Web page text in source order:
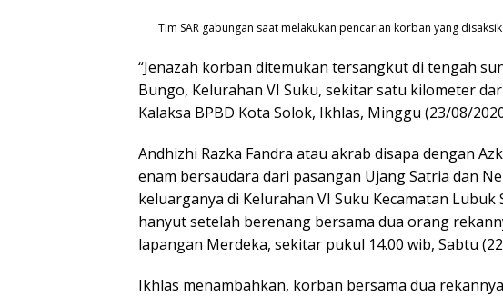
Tim SAR gabungan saat melakukan pencarian korban yang
“Jenazah korban ditemukan tersangkut di tengah
Bungo, Kelurahan VI Suku, sekitar satu kilometer
Kalaksa BPBD Kota Solok, Ikhlas, Minggu (23/08/
Andhizhi Razka Fandra atau akrab disapa dengan
enam bersaudara dari pasangan Ujang Satria dan
keluarganya di Kelurahan VI Suku Kecamatan
hanyut setelah berenang bersama dua orang
lapangan Merdeka, sekitar pukul 14.00 wib, Sabtu
Ikhlas menambahkan, korban bersama dua